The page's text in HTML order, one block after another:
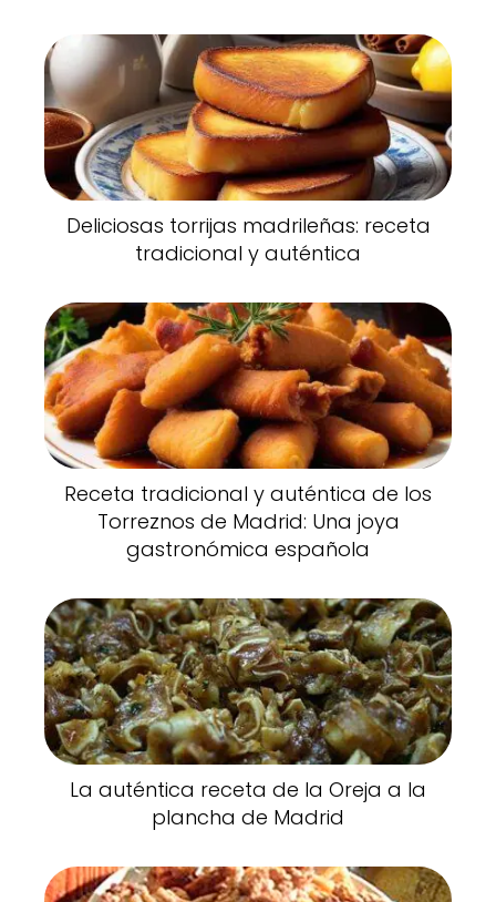
Deliciosas torrijas madrileñas: receta
tradicional y auténtica
Receta tradicional y auténtica de los
Torreznos de Madrid: Una joya
gastronómica española
La auténtica receta de la Oreja a la
plancha de Madrid